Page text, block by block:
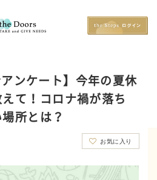
ンケート】今年の夏休
て！コロナ禍が落ち
所とは？
お気に入り